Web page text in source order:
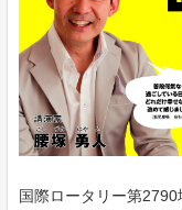
国際ロータリー第2790